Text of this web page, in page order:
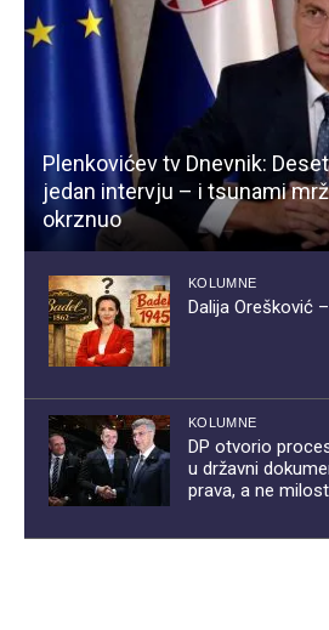
Plenkovićev tv Dnevnik:
jedan intervju – i tsunami
okrznuo
KOLUMNE
Dalija Orešković
KOLUMNE
DP otvorio
u državni
prava, a ne milost